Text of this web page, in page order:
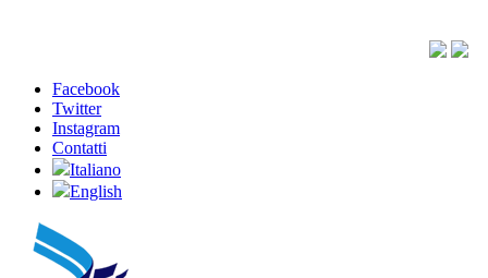
Facebook
Twitter
Instagram
Contatti
Italiano
English